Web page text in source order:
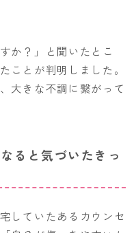
か？」と聞いたとこ
ことが判明しました。
大きな不調に繋がって
ると気づいたきっ
していたあるカウンセ